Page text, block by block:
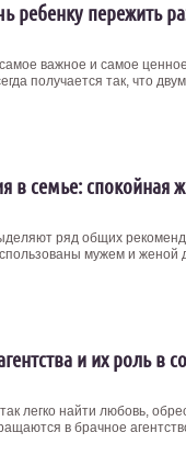
ребенку пережить
важное и самое
получается так, что
в семье: спокойная
ряд общих
мужем и женой
и их роль в
легко найти любовь,
в брачное